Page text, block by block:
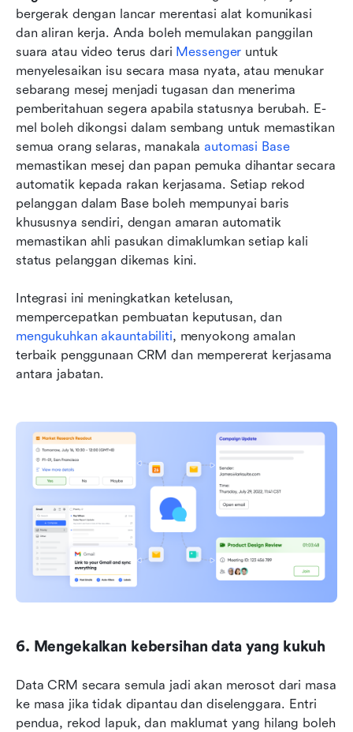
bergerak dengan lancar merentasi alat komunikasi
dan aliran kerja. Anda boleh memulakan panggilan
suara atau video terus dari Messenger untuk
menyelesaikan isu secara masa nyata, atau menukar
sebarang mesej menjadi tugasan dan menerima
pemberitahuan segera apabila statusnya berubah. E-
mel boleh dikongsi dalam sembang untuk memastikan
semua orang selaras, manakala automasi Base
memastikan mesej dan papan pemuka dihantar secara
automatik kepada rakan kerjasama. Setiap rekod
pelanggan dalam Base boleh mempunyai baris
khususnya sendiri, dengan amaran automatik
memastikan ahli pasukan dimaklumkan setiap kali
status pelanggan dikemas kini.
Integrasi ini meningkatkan ketelusan,
mengukuhkan akauntabiliti, menyokong amalan
terbaik penggunaan CRM dan mempererat kerjasama
antara jabatan.
6. Mengekalkan kebersihan data yang kukuh
Data CRM secara semula jadi akan merosot dari masa
ke masa jika tidak dipantau dan diselenggara. Entri
pendua, rekod lapuk, dan maklumat yang hilang boleh